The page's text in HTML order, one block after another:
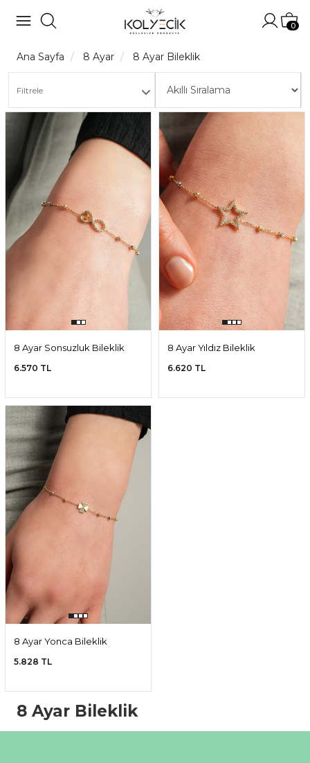
0
Ana Sayfa 8 Ayar 8 Ayar Bileklik
Filtrele
8 Ayar Sonsuzluk Bileklik
6.570 TL
8 Ayar Yıldız Bileklik
6.620 TL
8 Ayar Yonca Bileklik
5.828 TL
8 Ayar Bileklik